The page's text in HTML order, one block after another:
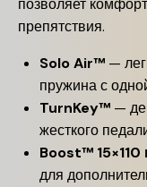
позволяет
препятствия.
Solo Air™ —
пружина с
TurnKey™ —
жесткого
Boost™ 15×110
для